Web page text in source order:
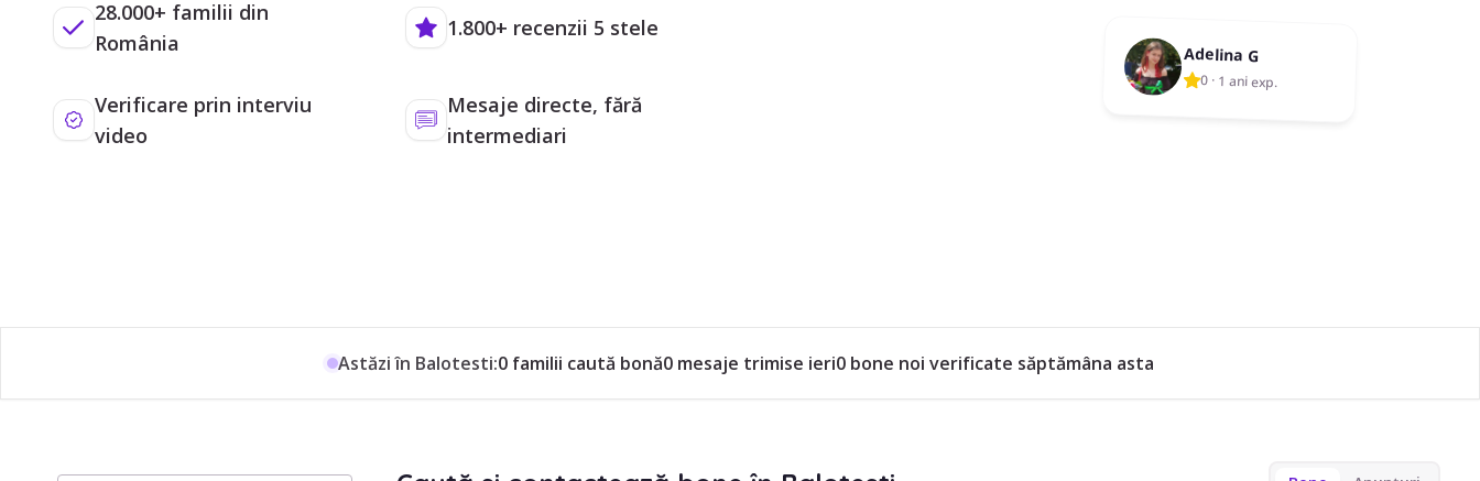
28.000+ familii din
România
1.800+ recenzii 5 stele
Verificare prin interviu
video
Mesaje directe, fără
intermediari
Adelina G
0 · 1 ani exp.
Astăzi în Balotesti:0 familii caută bonă0 mesaje trimise ieri0 bone noi verificate săptămâna asta